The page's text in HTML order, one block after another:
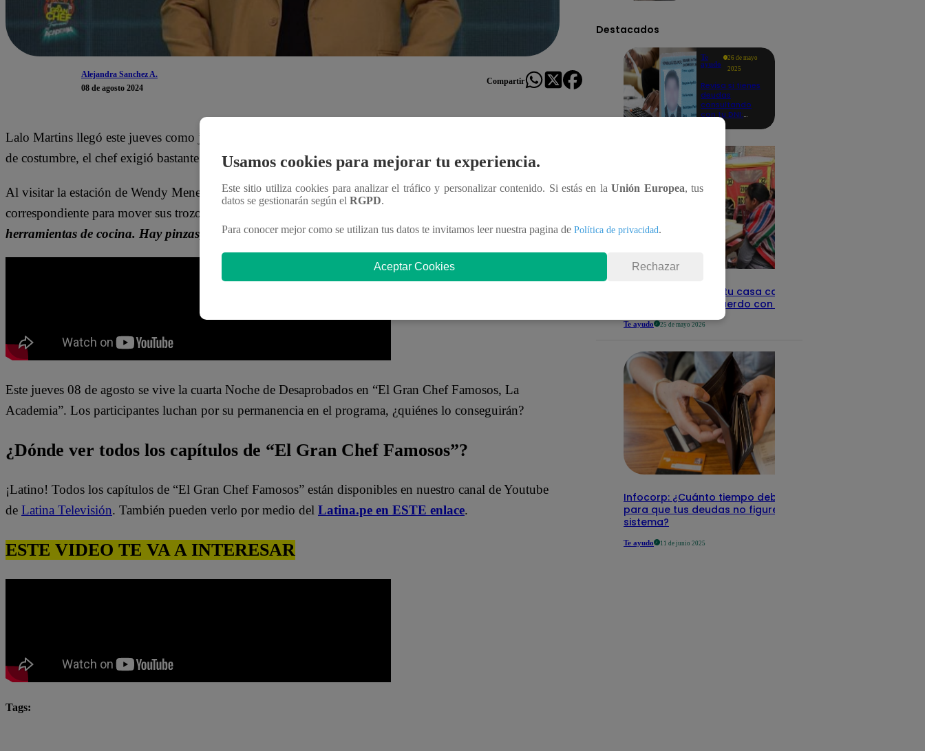
Alejandra Sanchez A.
08 de agosto 2024
Compartir
Lalo Martins llegó este jueves como jurado invitado en “
de costumbre, el chef exigió bastante disciplina en los participantes de la nueva temporada.
Al visitar la estación de Wendy Menendez, el chef vio que la participante NO estaba utilizando el utensilio
correspondiente para mover sus trozos de lomo de la sartén. “
herramientas de cocina. Hay pinzas, eso es. Sino dañas la pieza”, aseveró el experto.
Este jueves 08 de agosto se vive la cuarta Noche de Desaprobados en “El Gran ChefFamosos, La
Academia”. Los participantes luchan por su permanencia en el programa, ¿quiénes lo conseguirán?
¿Dónde ver todos los capítulos de “El Gran Chef Famosos”?
¡Latino! Todos los capítulos de “El Gran Chef Famosos” están disponibles en nuestro canal de Youtube
de Latina Televisión. También pueden verlo por medio del Latina.pe en ESTE enlace.
ESTE VIDEO TE VA A INTERESAR
Tags:
Destacados
Te
ayudo
26 de mayo
2025
Revisa si tienes
deudas
consultando
con tu DNI:
aquí los
detalles
Revisa con tu DNI si tu casa califica
como pobre, de acuerdo con el Sisfoh
Te ayudo 25 de mayo 2026
Infocorp: ¿Cuánto tiempo debe pasar
para que tus deudas no figuren en su
sistema?
Te ayudo 11 de junio 2025
Usamos cookies para mejorar tu experiencia.
Este sitio utiliza cookies para analizar el tráfico y personalizar contenido. Si estás en laUnión Europea, tus
datos se gestionarán según el RGPD.
Para conocer mejor como se utilizan tus datos te invitamos leer nuestra pagina de Política de privacidad.
Aceptar Cookies Rechazar